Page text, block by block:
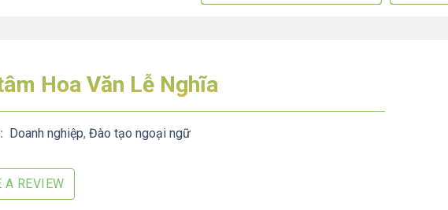
Hoa Văn Lễ Nghĩa
Doanh nghiệp,Đào tạo ngoại ngữ
A REVIEW